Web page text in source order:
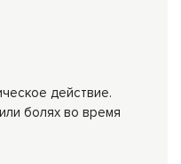
действие.
болях во время